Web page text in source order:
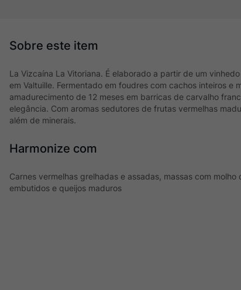
La Vizcaína La Vitoriana. É elaborado a partir de um
em Valtuille. Fermentado em foudres com cachos inteiros e
amadurecimento de 12 meses em barricas de carvalho
elegância. Com aromas sedutores de frutas vermelhas
além de minerais.
Harmonize com
Carnes vermelhas grelhadas e assadas, massas com
embutidos e queijos maduros